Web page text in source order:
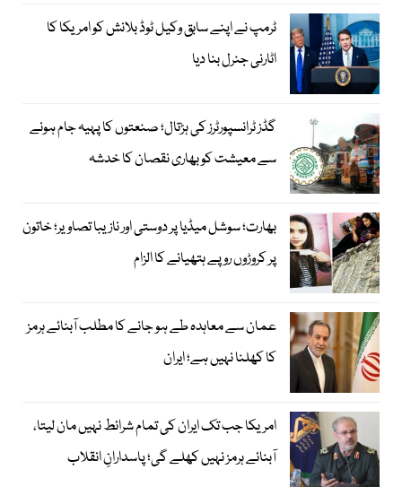
ٹرمپ نے اپنے سابق وکیل ٹوڈ بلانش کو امریکا کا
اٹارنی جنرل بنا دیا
گڈز ٹرانسپورٹرز کی ہڑتال؛ صنعتوں کا پہیہ جام ہونے
سے معیشت کو بھاری نقصان کا خدشہ
بھارت؛ سوشل میڈیا پر دوستی اور نازیبا تصاویر؛ خاتون
پر کروڑوں روپے ہتھیانے کا الزام
عمان سے معاہدہ طے ہو جانے کا مطلب آبنائے ہرمز
کا کھلنا نہیں ہے؛ ایران
امریکا جب تک ایران کی تمام شرائط نہیں مان لیتا،
آبنائے ہرمز نہیں کھلے گی؛ پاسدارانِ انقلاب